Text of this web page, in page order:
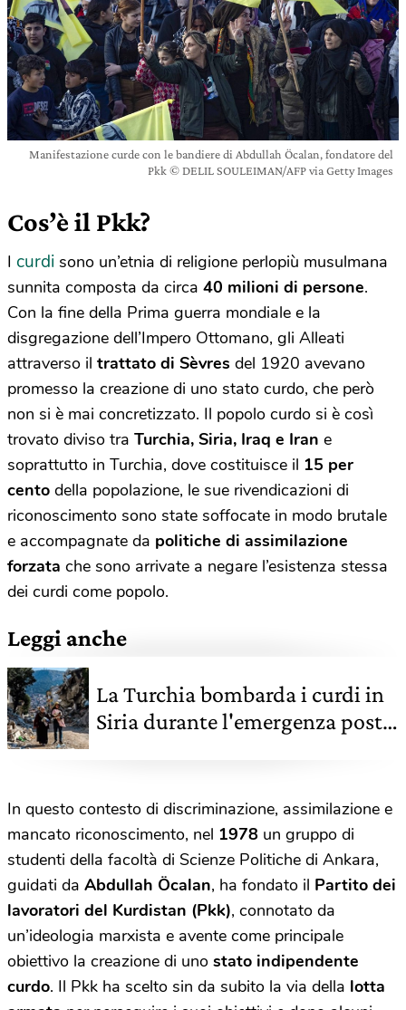
Manifestazione curde con le bandiere di Abdullah Öcalan, fondatore del
Pkk © DELIL SOULEIMAN/AFP via Getty Images
Cos’è il Pkk?
I curdi sono un’etnia di religione perlopiù musulmana
sunnita composta da circa 40 milioni di persone.
Con la fine della Prima guerra mondiale e la
disgregazione dell’Impero Ottomano, gli Alleati
attraverso il trattato di Sèvres del 1920 avevano
promesso la creazione di uno stato curdo, che però
non si è mai concretizzato. Il popolo curdo si è così
trovato diviso tra Turchia, Siria, Iraq e Iran e
soprattutto in Turchia, dove costituisce il 15 per
cento della popolazione, le sue rivendicazioni di
riconoscimento sono state soffocate in modo brutale
e accompagnate da politiche di assimilazione
forzata che sono arrivate a negare l’esistenza stessa
dei curdi come popolo.
Leggi anche
La Turchia bombarda i curdi in
Siria durante l'emergenza post-
In questo contesto di discriminazione, assimilazione e
mancato riconoscimento, nel 1978 un gruppo di
studenti della facoltà di Scienze Politiche di Ankara,
guidati da Abdullah Öcalan, ha fondato il Partito dei
lavoratori del Kurdistan (Pkk), connotato da
un’ideologia marxista e avente come principale
obiettivo la creazione di uno stato indipendente
curdo. Il Pkk ha scelto sin da subito la via della lotta